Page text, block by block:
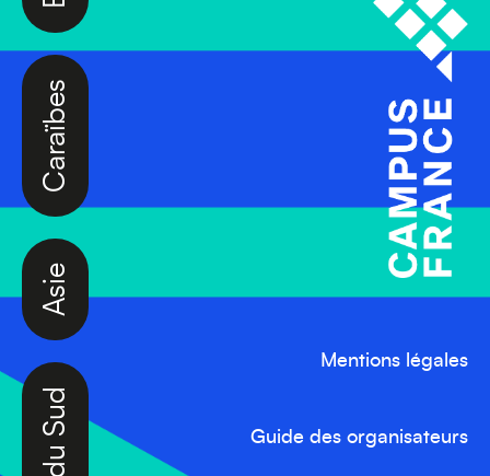
Asie
Caraïbes
Mentions légales
Guide des organisateurs